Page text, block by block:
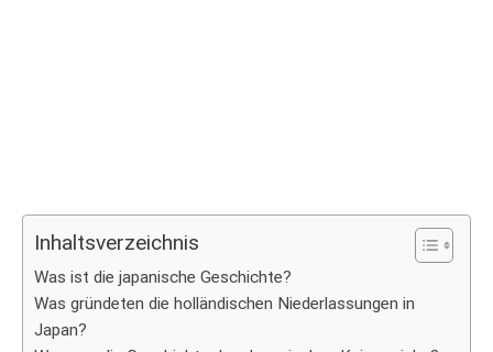
Inhaltsverzeichnis
Was ist die japanische Geschichte?
Was gründeten die holländischen Niederlassungen in
Japan?